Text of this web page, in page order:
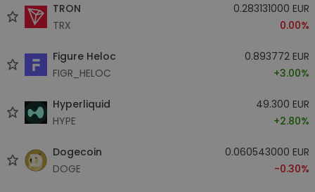
TRON
TRX
0.283131000 EUR
0.00%
Figure Heloc
FIGR_HELOC
0.893772 EUR
+3.00%
Hyperliquid
HYPE
49.300 EUR
+2.80%
Dogecoin
DOGE
0.060543000 EUR
-0.30%